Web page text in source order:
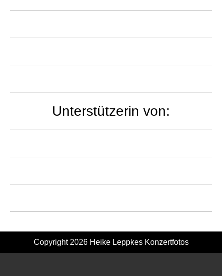
Unterstützerin von:
Copyright 2026 Heike Leppkes Konzertfotos